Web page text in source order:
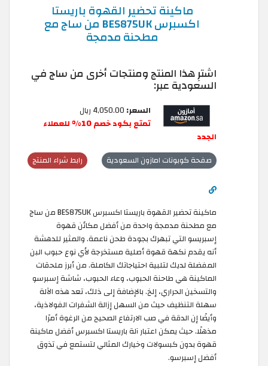
ماكينة تحضير القهوة باريستا
اكسبرس BES875UK من ساج مع
مطحنة مدمجة
اشترِ هذا المنتج ومنتجات أخرى من ساج في
السعودية عبر:
السعر:
تمتع بكود خصم 10% للعملاء
الجدد
رابط شراء المنتج صفحة كوبونات امازون السعودية
ماكينة تحضير القهوة باريستا اكسبرس BES875UK من ساج
مع مطحنة مدمجة واحدة من أفضل مكائن قهوة
إسبريسو التي تبهرك بجودة طحن ناعمة. والمثير للدهشة
أنه يقدم نكهة قهوة أصلية مستخرجة لأي نوع حبوب البن
المفضلة لديك لتلبية احتياجاتك الكاملة. من أبرز ملحقات
الماكينة هي طاحنة الحبوب، وعاء الحبوب، شاشة إسبرسو
والتسخين الحراري، إلخ. بالإضافة إلى ذلك، تعد هذه الآلة
سهلة التنظيف حيث من السهل إزالة الشفرات الفولاذية،
وأيضًا إن الدقة في صب الارتفاع الصحيح من الرغوة أمرًا
مذهلًا. حيث يمكن اعتبار آلة باريستا اكسبرس أفضل ماكينة
قهوة بدون كبسولات وخيارك المثالي لتستمع في تذوق
أفضل إسبرسو.